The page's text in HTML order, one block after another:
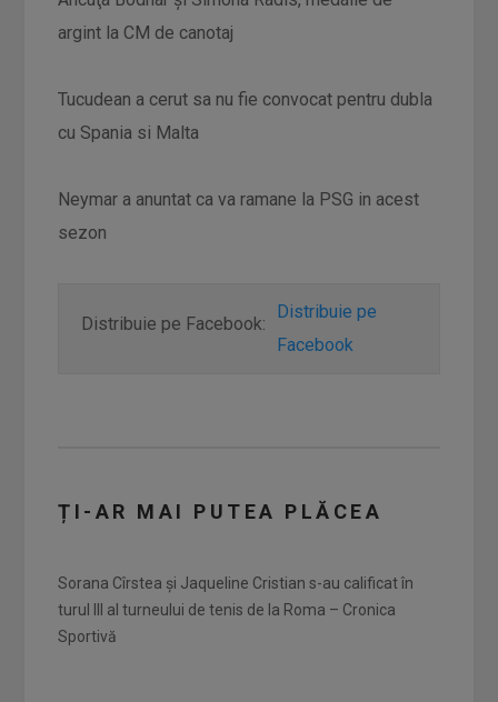
argint la CM de canotaj
Tucudean a cerut sa nu fie convocat pentru dubla
cu Spania si Malta
Neymar a anuntat ca va ramane la PSG in acest
sezon
Distribuie pe Facebook:
Distribuie pe
Facebook
ȚI-AR MAI PUTEA PLĂCEA
Sorana Cîrstea și Jaqueline Cristian s-au calificat în
turul III al turneului de tenis de la Roma – Cronica
Sportivă